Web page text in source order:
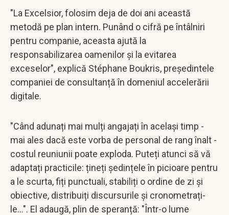
"La Excelsior, folosim deja de doi ani această
metodă pe plan intern. Punând o cifră pe întâlniri
pentru companie, aceasta ajută la
responsabilizarea oamenilor și la evitarea
exceselor", explică Stéphane Boukris, președintele
companiei de consultanță în domeniul accelerării
digitale.
"Când adunați mai mulți angajați în același timp -
mai ales dacă este vorba de personal de rang înalt -
costul reuniunii poate exploda. Puteți atunci să vă
adaptați practicile: țineți ședințele în picioare pentru
a le scurta, fiți punctuali, stabiliți o ordine de zi și
obiective, distribuiți discursurile și cronometrați-
le...". El adaugă, plin de speranță: "Într-o lume